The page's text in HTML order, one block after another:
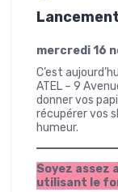
mercredi 16
C’est
ATEL – 9
donner vos
récupérer vos
humeur.
Soyez assez
utilisant le